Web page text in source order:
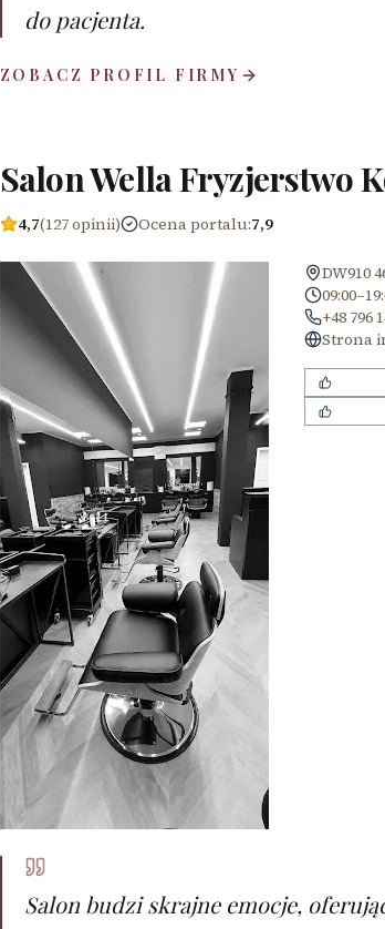
do pacjenta.
ZOBACZ PROFIL FIRMY
Salon Wella Fryzjerstwo
4,7(127 opinii) Ocena portalu:7,9
DW910
+48 796
Strona
miła i
Salon budzi skrajne emocje,